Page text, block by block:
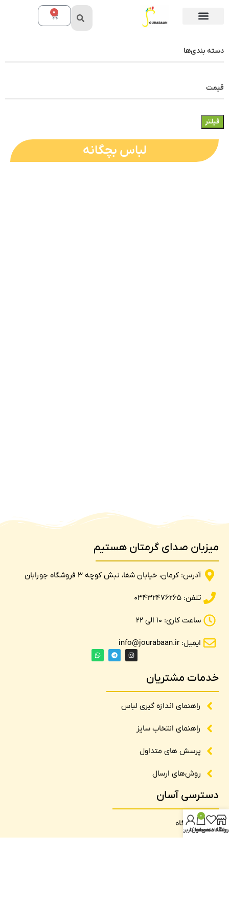
0
دسته بندی‌ها
قیمت
فیلتر
لباس بچگانه
میزبان صدای گرمتان هستیم
آدرس: کرمان، خیابان شفا، نبش کوچه 3 فروشگاه جورابان
تلفن: 03432476265
ساعت کاری: 10 الی 22
ایمیل: info@jourabaan.ir
خدمات مشتریان
راهنمای اندازه گیری لباس
راهنمای انتخاب سایز
پرسش های متداول
روش‌های ارسال
دسترسی آسان
فروشگاه
علاقه مندی ها
0
محصول
حساب کاربری من